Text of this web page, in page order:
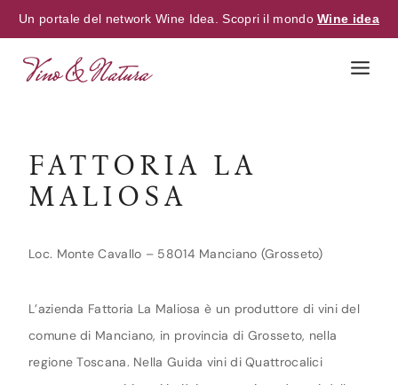
Un portale del network Wine Idea. Scopri il mondoWine idea
FATTORIA LA
MALIOSA
Loc. Monte Cavallo – 58014 Manciano (Grosseto)
L’azienda Fattoria La Maliosa è un produttore di vini del
comune di Manciano, in provincia di Grosseto, nella
regione Toscana. Nella Guida vini di Quattrocalici